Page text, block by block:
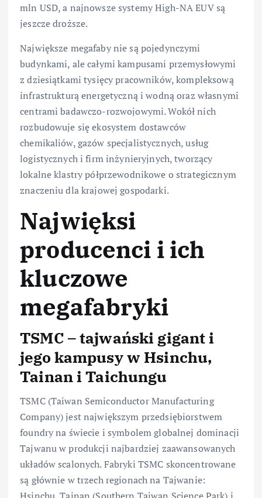
mln USD, a najnowsze systemy High-NA EUV są
jeszcze droższe.
Największe megafaby nie są pojedynczymi
budynkami, ale całymi kampusami przemysłowymi
z dziesiątkami tysięcy pracowników, kompleksową
infrastrukturą energetyczną i wodną oraz własnymi
centrami badawczo-rozwojowymi. Wokół nich
rozbudowuje się ekosystem dostawców
chemikaliów, gazów specjalistycznych, usług
logistycznych i firm inżynieryjnych, tworzący
lokalne klastry półprzewodnikowe o strategicznym
znaczeniu dla krajowej gospodarki.
Najwięksi
producenci i ich
kluczowe
megafabryki
TSMC – tajwański gigant i
jego kampusy w Hsinchu,
Tainan i Taichungu
TSMC (Taiwan Semiconductor Manufacturing
Company) jest największym przedsiębiorstwem
foundry na świecie i symbolem globalnej dominacji
Tajwanu w produkcji najbardziej zaawansowanych
układów scalonych. Fabryki TSMC skoncentrowane
są głównie w trzech regionach na Tajwanie: